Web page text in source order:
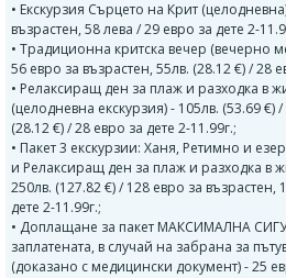
• Екскурзия Сърцето на Крит
възрастен, 58 лева / 29 евро за дете 2-
• Традиционна критска вечер (вечерно
56 евро за възрастен, 55лв. (28.12 €) / 28
• Релаксиращ ден за плаж и разходка в
(целодневна екскурзия) - 105лв. (53.69 €)
(28.12 €) / 28 евро за дете 2-11.99г.;
• Пакет 3 екскурзии: Ханя, Ретимно и
и Релаксиращ ден за плаж и разходка в
250лв. (127.82 €) / 128 евро за възрастен,
дете 2-11.99г.;
• Доплащане за пакет МАКСИМАЛНА
заплатената, в случай на забрана за
(доказано с медицински документ) - 25